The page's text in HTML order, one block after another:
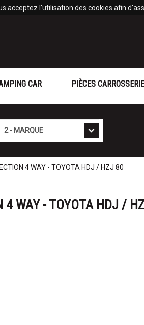
acceptez l'utilisation des cookies afin
CAR PIÈCES
4 WAY - TOYOTA HDJ / HZJ 80
4 WAY - TOYOTA HDJ /